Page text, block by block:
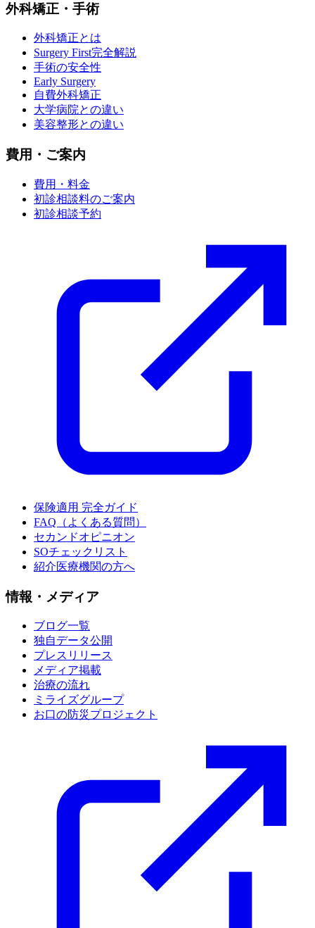
外科矯正・手術
外科矯正とは
Surgery First完全解説
手術の安全性
Early Surgery
自費外科矯正
大学病院との違い
美容整形との違い
費用・ご案内
費用・料金
初診相談料のご案内
初診相談予約
保険適用 完全ガイド
FAQ（よくある質問）
セカンドオピニオン
SOチェックリスト
紹介医療機関の方へ
情報・メディア
ブログ一覧
独自データ公開
プレスリリース
メディア掲載
治療の流れ
ミライズグループ
お口の防災プロジェクト